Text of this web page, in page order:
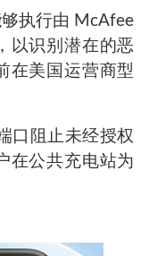
执行由 McAfee
以识别潜在的恶
在美国运营商型
口阻止未经授权
在公共充电站为